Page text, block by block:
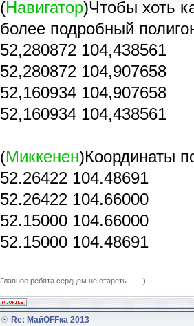
(Навигатор)Чтобы хоть
более подробный
52,280872 104,438561
52,280872 104,907658
52,160934 104,907658
52,160934 104,438561
(Миккенен)Координаты
52.26422 104.48691
52.26422 104.66000
52.15000 104.66000
52.15000 104.48691
Главное ребята сердцем не стареть...... ;)
Re: МайOFFка 2013